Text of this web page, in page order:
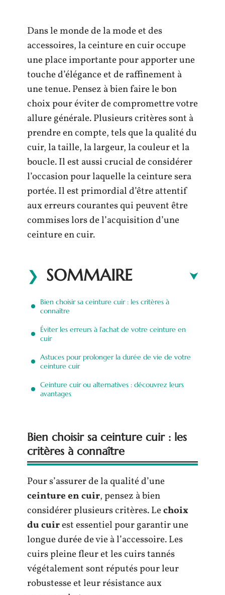
Dans le monde de la mode et des
accessoires, la ceinture en cuir occupe
une place importante pour apporter une
touche d’élégance et de raffinement à
une tenue. Pensez à bien faire le bon
choix pour éviter de compromettre votre
allure générale. Plusieurs critères sont à
prendre en compte, tels que la qualité du
cuir, la taille, la largeur, la couleur et la
boucle. Il est aussi crucial de considérer
l’occasion pour laquelle la ceinture sera
portée. Il est primordial d’être attentif
aux erreurs courantes qui peuvent être
commises lors de l’acquisition d’une
ceinture en cuir.
SOMMAIRE
Bien choisir sa ceinture cuir : les critères à
connaître
Éviter les erreurs à l’achat de votre ceinture en
cuir
Astuces pour prolonger la durée de vie de votre
ceinture cuir
Ceinture cuir ou alternatives : découvrez leurs
avantages
Bien choisir sa ceinture cuir : les
critères à connaître
Pour s’assurer de la qualité d’une
ceinture en cuir, pensez à bien
considérer plusieurs critères. Lechoix
du cuirest essentiel pour garantir une
longue durée de vie à l’accessoire. Les
cuirs pleine fleur et les cuirs tannés
végétalement sont réputés pour leur
robustesse et leur résistance aux